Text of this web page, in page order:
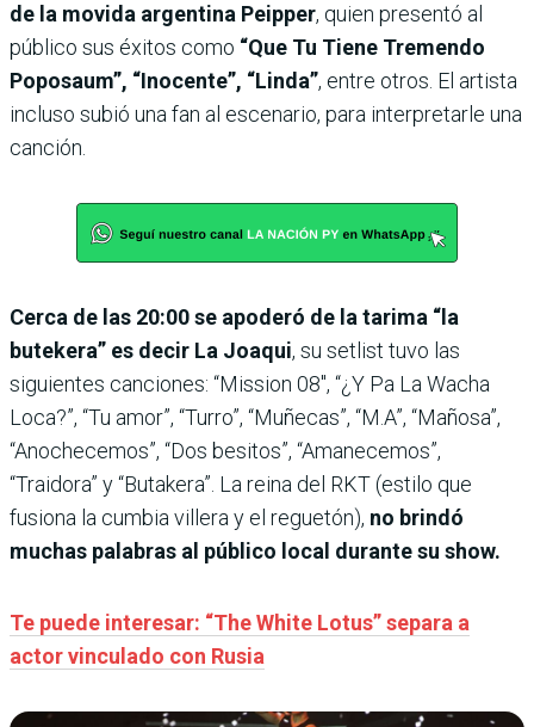
de la movida argentina Peipper, quien presentó al
público sus éxitos como “Que Tu Tiene Tremendo
Poposaum”, “Inocente”, “Linda”, entre otros. El artista
incluso subió una fan al escenario, para interpretarle una
canción.
Cerca de las 20:00 se apoderó de la tarima “la
butekera” es decir La Joaqui, su setlist tuvo las
siguientes canciones: “Mission 08″, “¿Y Pa La Wacha
Loca?”, “Tu amor”, “Turro”, “Muñecas”, “M.A”, “Mañosa”,
“Anochecemos”, “Dos besitos”, “Amanecemos”,
“Traidora” y “Butakera”. La reina del RKT (estilo que
fusiona la cumbia villera y el reguetón), no brindó
muchas palabras al público local durante su show.
Te puede interesar: “The White Lotus” separa a
actor vinculado con Rusia